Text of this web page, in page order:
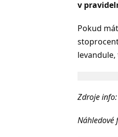
v
Pokud
Zdroje
Náhledové